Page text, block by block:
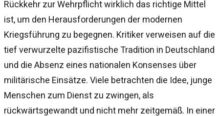
Rückkehr zur Wehrpflicht wirklich das richtige Mittel
ist, um den Herausforderungen der modernen
Kriegsführung zu begegnen. Kritiker verweisen auf die
tief verwurzelte pazifistische Tradition in Deutschland
und die Absenz eines nationalen Konsenses über
militärische Einsätze. Viele betrachten die Idee, junge
Menschen zum Dienst zu zwingen, als
rückwärtsgewandt und nicht mehr zeitgemäß. In einer